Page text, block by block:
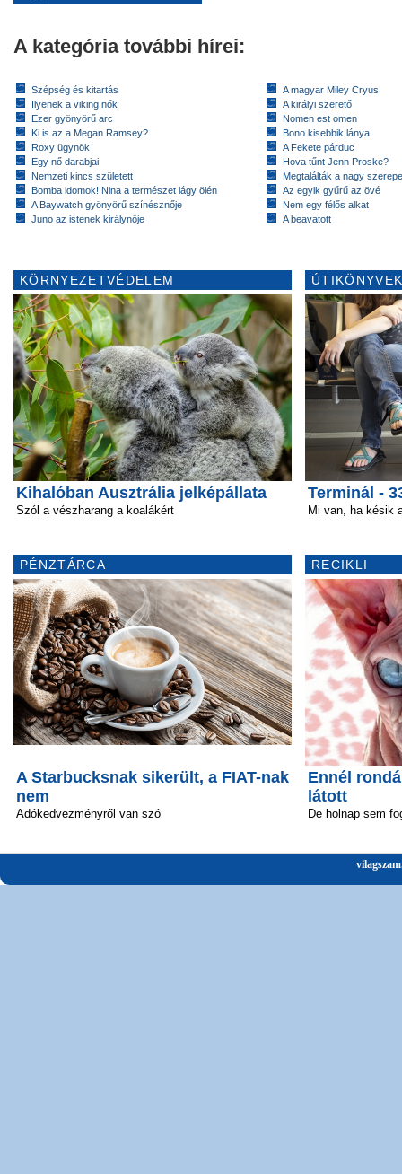
A kategória további hírei:
Szépség és kitartás
Ilyenek a viking nők
Ezer gyönyörű arc
Ki is az a Megan Ramsey?
Roxy ügynök
Egy nő darabjai
Nemzeti kincs született
Bomba idomok! Nina a természet lágy ölén
A Baywatch gyönyörű színésznője
Juno az istenek királynője
A magyar Miley Cryus
A királyi szerető
Nomen est omen
Bono kisebbik lánya
A Fekete párduc
Hova tűnt Jenn Proske?
Megtalálták a nagy
Az egyik gyűrű az övé
Nem egy félős alkat
A beavatott
KÖRNYEZETVÉDELEM
Kihalóban Ausztrália jelképállata
Szól a vészharang a koalákért
PÉNZTÁRCA
A Starbucksnak sikerült, a FIAT-nak
nem
Adókedvezményről van szó
Terminál -
Mi van, ha késik
RECIKLI
Ennél
látott
De holnap sem